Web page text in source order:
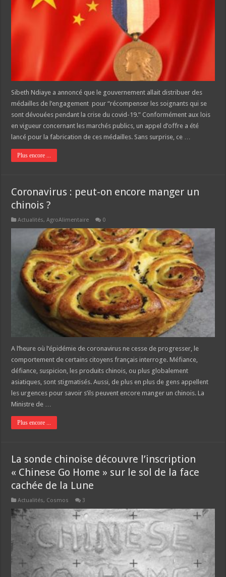
Sibeth Ndiaye a annoncé que le gouvernement allait distribuer des
médailles de l’engagement pour “récompenser les soignants qui se
sont dévouées pendant la crise du covid-19.” Conformément aux lois
en vigueur concernant les marchés publics, un appel d’offre a été
lancé pour la fabrication de ces médailles. Sans surprise, ce …
Plus encore ...
Coronavirus : peut-on encore manger un
chinois ?
Actualités,AgroAlimentaire 0
A l’heure où l’épidémie de coronavirus ne cesse de progresser, le
comportement de certains citoyens français interroge. Méfiance,
défiance, suspicion, les produits chinois, ou plus globalement
asiatiques, sont stigmatisés. Aussi, de plus en plus de gens appellent
les urgences pour savoir s’ils peuvent encore manger un chinois. La
Ministre de …
Plus encore ...
La sonde chinoise découvre l’inscription
« Chinese Go Home » sur le sol de la face
cachée de la Lune
Actualités, Cosmos 3